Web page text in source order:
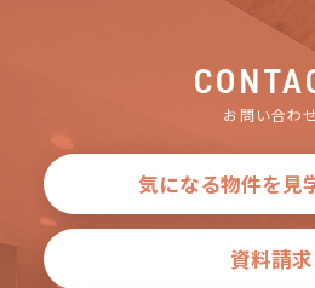
お問い合わ
気になる物件を見
資料請求